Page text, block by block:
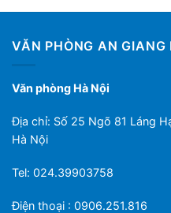
VĂN PHÒNG AN GIANG
Văn phòng Hà Nội
Địa chỉ: Số 25 Ngõ 81 Láng
Hà Nội
Tel: 024.39903758
Điện thoại : 0906.251.816